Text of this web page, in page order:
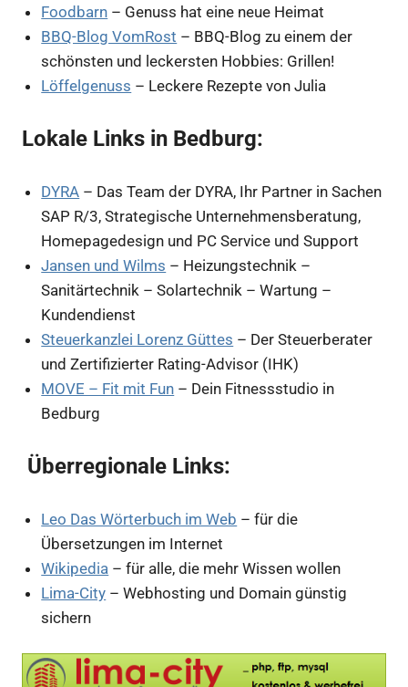
Foodbarn – Genuss hat eine neue Heimat
BBQ-Blog VomRost – BBQ-Blog zu einem der
schönsten und leckersten Hobbies: Grillen!
Löffelgenuss – Leckere Rezepte von Julia
Lokale Links in Bedburg:
DYRA – Das Team der DYRA, Ihr Partner in Sachen
SAP R/3, Strategische Unternehmensberatung,
Homepagedesign und PC Service und Support
Jansen und Wilms – Heizungstechnik –
Sanitärtechnik – Solartechnik – Wartung –
Kundendienst
Steuerkanzlei Lorenz Güttes – Der Steuerberater
und Zertifizierter Rating-Advisor (IHK)
MOVE – Fit mit Fun – Dein Fitnessstudio in
Bedburg
Überregionale Links:
Leo Das Wörterbuch im Web – für die
Übersetzungen im Internet
Wikipedia – für alle, die mehr Wissen wollen
Lima-City – Webhosting und Domain günstig
sichern